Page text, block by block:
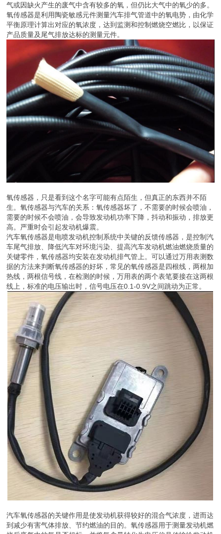
气或因缺火产生的废气中含有较多的氧，但仍比大气中的氧少的多。
氧传感器是利用陶瓷敏感元件测量汽车排气管道中的氧电势，由化学
平衡原理计算出对应的氧浓度，达到监测和控制燃烧空燃比，以保证
产品质量及尾气排放达标的测量元件。
氧传感器，只是看到这个名字可能有点陌生，但真正的东西并不陌
生。氧传感器与汽车的关系：氧传感器坏了，不需要的时候会喷油，
需要的时候不会喷油，会导致发动机功率下降，抖动和振动，排放更
高。严重时会引起发动机爆震。
汽车氧传感器是电喷发动机控制系统中关键的反馈传感器，是控制汽
车尾气排放、降低汽车对环境污染、提高汽车发动机燃油燃烧质量的
关键零件，氧传感器均安装在发动机排气管上。可以通过万用表测数
据的方法来判断氧传感器的好坏，常见的氧传感器是四根线，两根加
热线，两根信号线，在检测的时候，万用表的两个表笔要接在这两根
线上，标准的电压输出时，信号电压在0.1-0.9V之间跳动为正常。
汽车氧传感器的关键作用是使发动机获得较好的混合气浓度，进而达
到减少有害气体排放、节约燃油的目的。氧传感器用于测量发动机燃